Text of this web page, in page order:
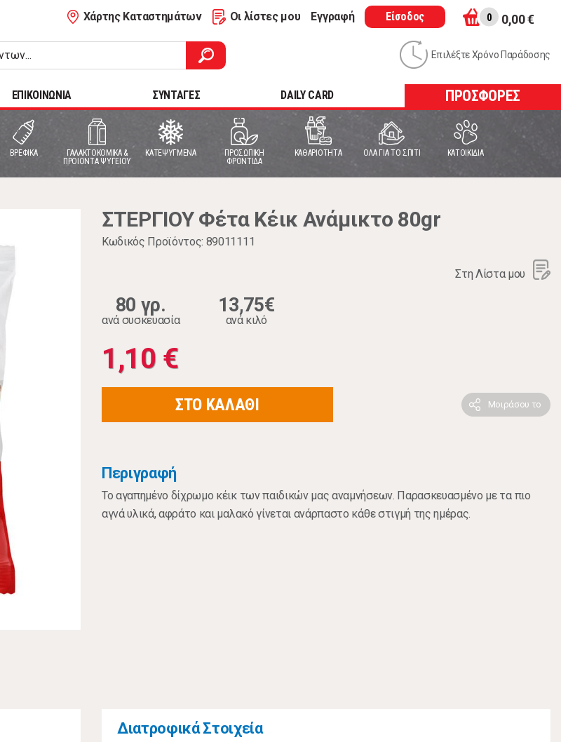
Χάρτης Καταστημάτων Οι λίστες μου Εγγραφή Είσοδος 0 0,00 €
Επιλέξτε Χρόνο Παράδοσης
ΕΠΙΚΟΙΝΩΝΙΑ ΣΥΝΤΑΓΕΣ DAILY CARD ΠΡΟΣΦΟΡΕΣ
ΒΡΕΦΙΚΑ
ΓΑΛΑΚΤΟΚΟΜΙΚΑ &
ΠΡΟΙΟΝΤΑ ΨΥΓΕΙΟΥ
ΚΑΤΕΨΥΓΜΕΝΑ
ΠΡΟΣΩΠΙΚΗ
ΦΡΟΝΤΙΔΑ
ΚΑΘΑΡΙΟΤΗΤΑ ΟΛΑ ΓΙΑ ΤΟ ΣΠΙΤΙ ΚΑΤΟΙΚΙΔΙΑ
ΣΤΕΡΓΙΟΥ Φέτα Κέικ Ανάμικτο 80gr
Κωδικός Προϊόντος: 89011111
Στη Λίστα μου
80 γρ.
ανά συσκευασία
13,75€
ανά κιλό
1,10 €
ΣΤΟ ΚΑΛΑΘΙ Μοιράσου το
Περιγραφή
Το αγαπημένο δίχρωμο κέικ των παιδικών μας αναμνήσεων. Παρασκευασμένο με τα πιο
αγνά υλικά, αφράτο και μαλακό γίνεται ανάρπαστο κάθε στιγμή της ημέρας.
Διατροφικά Στοιχεία